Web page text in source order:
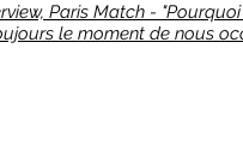
Paris Match -
le moment de nous